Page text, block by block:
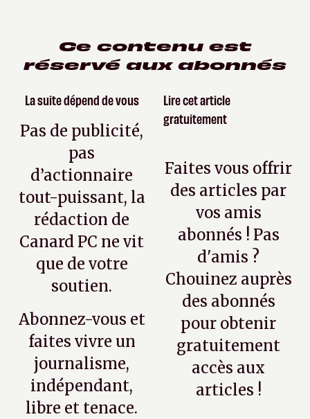
Ce contenu est
réservé aux abonnés
La suite dépend de vous
Pas de publicité,
pas
d’actionnaire
tout-puissant, la
rédaction de
Canard PC ne vit
que de votre
soutien.
Abonnez-vous et
faites vivre un
journalisme,
indépendant,
libre et tenace.
Lire cet article
gratuitement
Faites vous offrir
des articles par
vos amis
abonnés ! Pas
d'amis ?
Chouinez auprès
des abonnés
pour obtenir
gratuitement
accès aux
articles !